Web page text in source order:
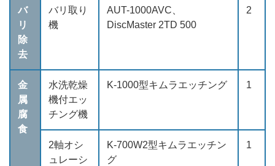
バ
リ
除
去
バリ取り
機
AUT-1000AVC、
DiscMaster 2TD 500
2
金
属
腐
食
水洗乾燥
機付エッ
チング機
K-1000型キムラエッチング 1
2軸オシ
ュレーシ
K-700W2型キムラエッチン
グ
1